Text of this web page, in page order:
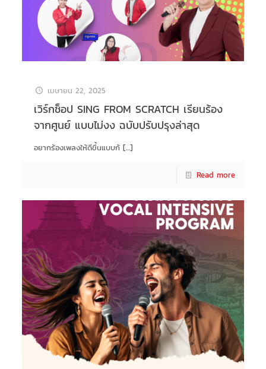
เมษายน 22, 2025
เวิร์กช็อป SING FROM SCRATCH เรียนร้อง
จากศูนย์ แบบไม่งง ฉบับปรับปรุงล่าสุด
อยากร้องเพลงให้ดีขึ้นแบบก้[…]
Read more